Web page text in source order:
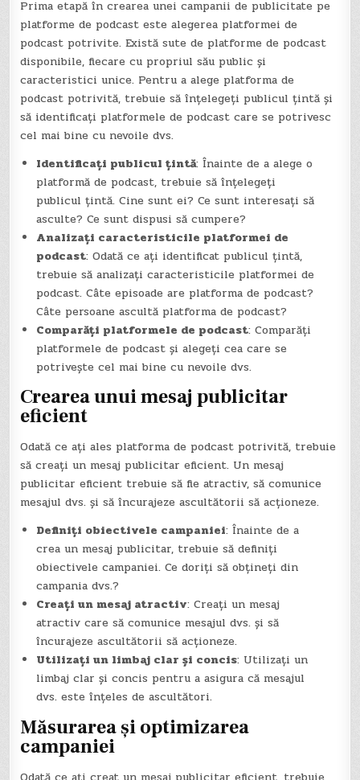
Prima etapă în crearea unei campanii de publicitate pe
platforme de podcast este alegerea platformei de
podcast potrivite. Există sute de platforme de podcast
disponibile, fiecare cu propriul său public și
caracteristici unice. Pentru a alege platforma de
podcast potrivită, trebuie să înțelegeți publicul țintă și
să identificați platformele de podcast care se potrivesc
cel mai bine cu nevoile dvs.
Identificați publicul țintă: Înainte de a alege o
platformă de podcast, trebuie să înțelegeți
publicul țintă. Cine sunt ei? Ce sunt interesați să
asculte? Ce sunt dispusi să cumpere?
Analizați caracteristicile platformei de
podcast: Odată ce ați identificat publicul țintă,
trebuie să analizați caracteristicile platformei de
podcast. Câte episoade are platforma de podcast?
Câte persoane ascultă platforma de podcast?
Comparăți platformele de podcast: Comparăți
platformele de podcast și alegeți cea care se
potrivește cel mai bine cu nevoile dvs.
Crearea unui mesaj publicitar
eficient
Odată ce ați ales platforma de podcast potrivită, trebuie
să creați un mesaj publicitar eficient. Un mesaj
publicitar eficient trebuie să fie atractiv, să comunice
mesajul dvs. și să încurajeze ascultătorii să acționeze.
Definiți obiectivele campaniei: Înainte de a
crea un mesaj publicitar, trebuie să definiți
obiectivele campaniei. Ce doriți să obțineți din
campania dvs.?
Creați un mesaj atractiv: Creați un mesaj
atractiv care să comunice mesajul dvs. și să
încurajeze ascultătorii să acționeze.
Utilizați un limbaj clar și concis: Utilizați un
limbaj clar și concis pentru a asigura că mesajul
dvs. este înțeles de ascultători.
Măsurarea și optimizarea
campaniei